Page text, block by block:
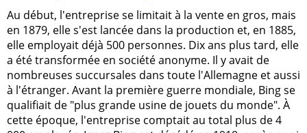
Au début, l'entreprise se limitait à la vente en gros, mais
en 1879, elle s'est lancée dans la production et, en 1885,
elle employait déjà 500 personnes. Dix ans plus tard, elle
a été transformée en société anonyme. Il y avait de
nombreuses succursales dans toute l'Allemagne et aussi
à l'étranger. Avant la première guerre mondiale, Bing se
qualifiait de "plus grande usine de jouets du monde". À
cette époque, l'entreprise comptait au total plus de 4